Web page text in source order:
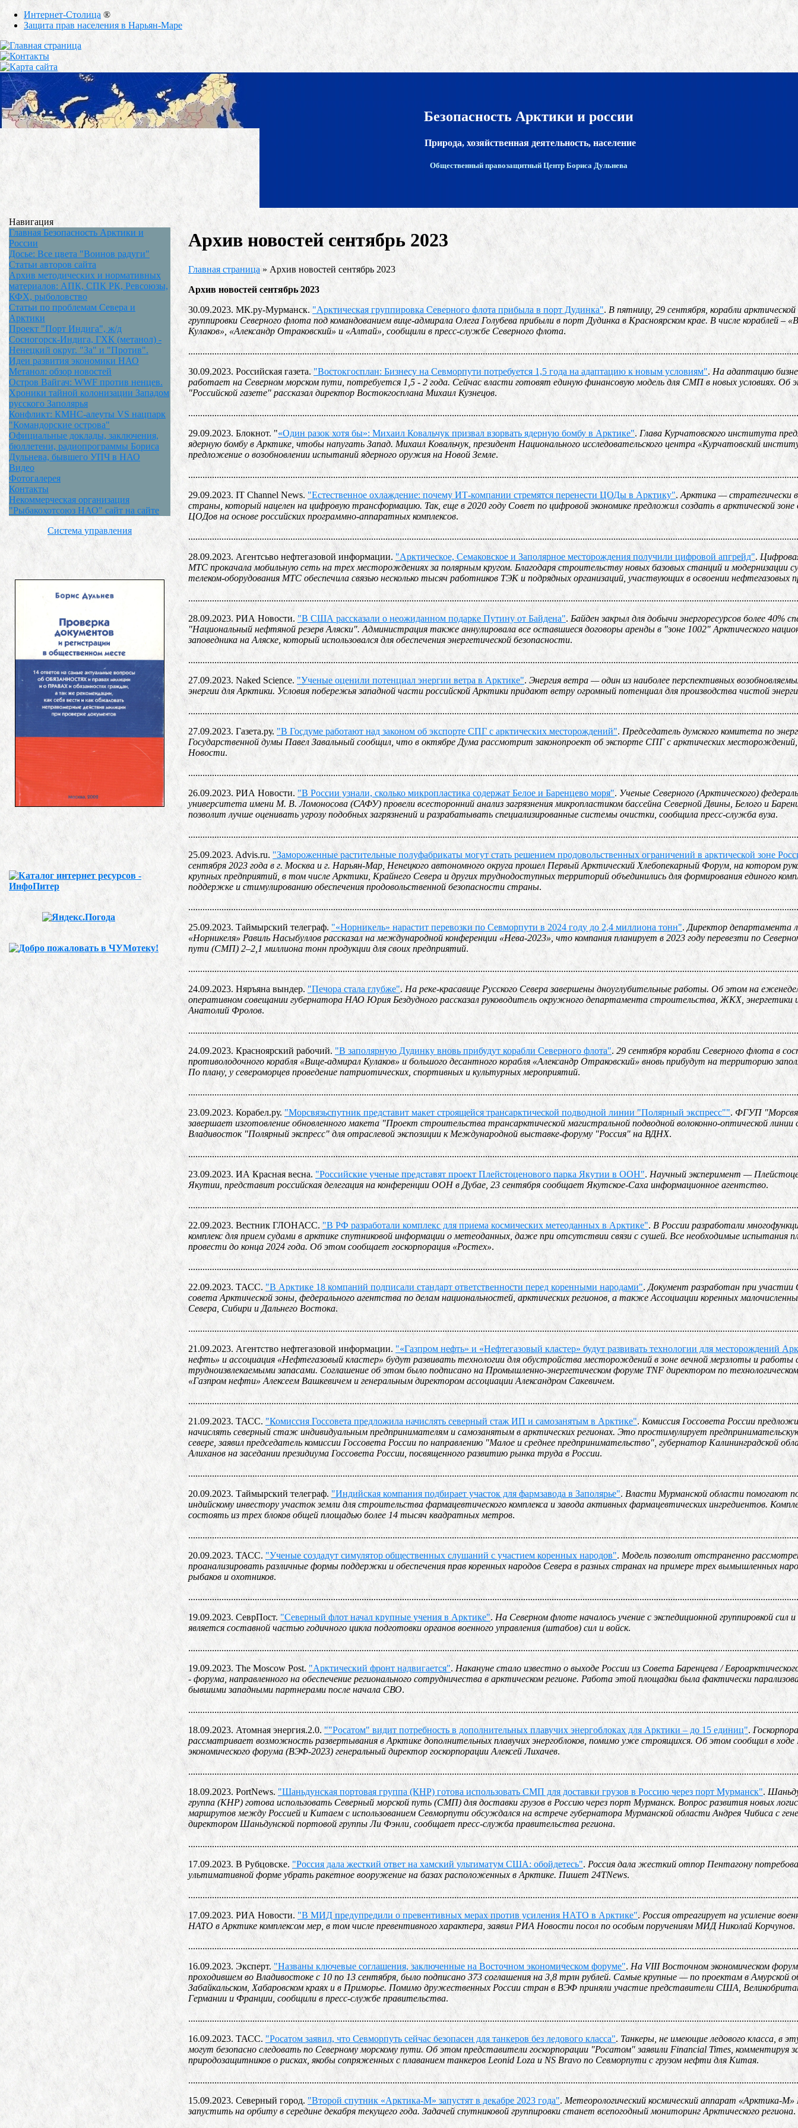
Интернет-Столица ®
Защита прав населения в Нарьян-Маре
Безопасность Арктики и россии
Природа, хозяйственная деятельность, население
Общественный правозащитный Центр Бориса Дульнева
Навигация
Главная Безопасность Арктики и
России
Досье: Все цвета "Воинов радуги"
Статьи авторов сайта
Архив методических и нормативных
материалов: АПК, СПК РК, Ревсоюзы,
КФХ, рыболовство
Статьи по проблемам Севера и
Арктики
Проект "Порт Индига", ж/д
Сосногорск-Индига, ГХК (метанол) -
Ненецкий округ. "За" и "Против".
Идеи развития экономики НАО
Метанол: обзор новостей
Остров Вайгач: WWF против ненцев.
Хроники тайной колонизации Западом
русского Заполярья
Конфликт: КМНС-алеуты VS нацпарк
"Командорские острова"
Официальные доклады, заключения,
бюллетени, радиопрограммы Бориса
Дульнева, бывшего УПЧ в НАО
Видео
Фотогалерея
Контакты
Некоммерческая организация
"Рыбакохотсоюз НАО" сайт на сайте
Система управления
Архив новостей сентябрь 2023
Главная страница » Архив новостей сентябрь 2023
Архив новостей сентябрь 2023
30.09.2023. МК.ру-Мурманск. "Арктическая группировка Северного флота прибыла в порт Дудинка". В пятницу, 29 сентября, корабли арктической
группировки Северного флота под командованием вице-адмирала Олега Голубева прибыли в порт Дудинка в Красноярском крае. В числе кораблей –
Кулаков», «Александр Отраковский» и «Алтай», сообщили в пресс-службе Северного флота.
30.09.2023. Российская газета. "Востокгосплан: Бизнесу на Севморпути потребуется 1,5 года на адаптацию к новым условиям". На адаптацию
работает на Северном морском пути, потребуется 1,5 - 2 года. Сейчас власти готовят единую финансовую модель для СМП в новых условиях. Об
"Российской газете" рассказал директор Востокгосплана Михаил Кузнецов.
29.09.2023. Блокнот. "«Один разок хотя бы»: Михаил Ковальчук призвал взорвать ядерную бомбу в Арктике". Глава Курчатовского института
ядерную бомбу в Арктике, чтобы напугать Запад. Михаил Ковальчук, президент Национального исследовательского центра «Курчатовский
предложение о возобновлении испытаний ядерного оружия на Новой Земле.
29.09.2023. IT Channel News. "Естественное охлаждение: почему ИТ-компании стремятся перенести ЦОДы в Арктику". Арктика — стратегически
страны, который нацелен на цифровую трансформацию. Так, еще в 2020 году Совет по цифровой экономике предложил создать в арктической зоне
ЦОДов на основе российских программно-аппаратных комплексов.
28.09.2023. Агентсьво нефтегазовой информации. "Арктическое, Семаковское и Заполярное месторождения получили цифровой апгрейд".
МТС прокачала мобильную сеть на трех месторождениях за полярным кругом. Благодаря строительству новых базовых станций и модернизации
телеком-оборудования МТС обеспечила связью несколько тысяч работников ТЭК и подрядных организаций, участвующих в освоении нефтегазовых
28.09.2023. РИА Новости. "В США рассказали о неожиданном подарке Путину от Байдена". Байден закрыл для добычи энергоресурсов более 40%
"Национальный нефтяной резерв Аляски". Администрация также аннулировала все оставшиеся договоры аренды в "зоне 1002" Арктического
заповедника на Аляске, который использовался для обеспечения энергетической безопасности.
27.09.2023. Naked Science. "Ученые оценили потенциал энергии ветра в Арктике". Энергия ветра — один из наиболее перспективных
энергии для Арктики. Условия побережья западной части российской Арктики придают ветру огромный потенциал для производства чистой
27.09.2023. Газета.ру. "В Госдуме работают над законом об экспорте СПГ с арктических месторождений". Председатель думского комитета по
Государственной думы Павел Завальный сообщил, что в октябре Дума рассмотрит законопроект об экспорте СПГ с арктических
Новости.
26.09.2023. РИА Новости. "В России узнали, сколько микропластика содержат Белое и Баренцево моря". Ученые Северного (Арктического)
университета имени М. В. Ломоносова (САФУ) провели всесторонний анализ загрязнения микропластиком бассейна Северной Двины, Белого и
позволит лучше оценивать угрозу подобных загрязнений и разрабатывать специализированные системы очистки, сообщила пресс-служба вуза.
25.09.2023. Advis.ru. "Замороженные растительные полуфабрикаты могут стать решением продовольственных ограничений в арктической зоне
сентября 2023 года в г. Москва и г. Нарьян-Мар, Ненецкого автономного округа прошел Первый Арктический Хлебопекарный Форум, на котором
крупных предприятий, в том числе Арктики, Крайнего Севера и других труднодоступных территорий объединились для формирования единого
поддержке и стимулированию обеспечения продовольственной безопасности страны.
25.09.2023. Таймырский телеграф. "«Норникель» нарастит перевозки по Севморпути в 2024 году до 2,4 миллиона тонн". Директор департамента
«Норникеля» Равиль Насыбуллов рассказал на международной конференции «Нева-2023», что компания планирует в 2023 году перевезти по
пути (СМП) 2–2,1 миллиона тонн продукции для своих предприятий.
24.09.2023. Няръяна вындер. "Печора стала глубже". На реке-красавице Русского Севера завершены дноуглубительные работы. Об этом на
оперативном совещании губернатора НАО Юрия Бездудного рассказал руководитель окружного департамента строительства, ЖКХ, энергетики
Анатолий Фролов.
24.09.2023. Красноярский рабочий. "В заполярную Дудинку вновь прибудут корабли Северного флота". 29 сентября корабли Северного флота в
противолодочного корабля «Вице-адмирал Кулаков» и большого десантного корабля «Александр Отраковский» вновь прибудут на территорию
По плану, у североморцев проведение патриотических, спортивных и культурных мероприятий.
23.09.2023. Корабел.ру. "Морсвязьспутник представит макет строящейся трансарктической подводной линии "Полярный экспресс"". ФГУП
завершает изготовление обновленного макета "Проект строительства трансарктической магистральной подводной волоконно-оптической линии
Владивосток "Полярный экспресс" для отраслевой экспозиции к Международной выставке-форуму "Россия" на ВДНХ.
23.09.2023. ИА Красная весна. "Российские ученые представят проект Плейстоценового парка Якутии в ООН". Научный эксперимент —
Якутии, представит российская делегация на конференции ООН в Дубае, 23 сентября сообщает Якутское-Саха информационное агентство.
22.09.2023. Вестник ГЛОНАСС. "В РФ разработали комплекс для приема космических метеоданных в Арктике". В России разработали
комплекс для прием судами в арктике спутниковой информации о метеоданных, даже при отсутствии связи с сушей. Все необходимые испытания
провести до конца 2024 года. Об этом сообщает госкорпорация «Ростех».
22.09.2023. ТАСС. "В Арктике 18 компаний подписали стандарт ответственности перед коренными народами". Документ разработан при участии
совета Арктической зоны, федерального агентства по делам национальностей, арктических регионов, а также Ассоциации коренных
Севера, Сибири и Дальнего Востока.
21.09.2023. Агентство нефтегазовой информации. "«Газпром нефть» и «Нефтегазовый кластер» будут развивать технологии для месторождений
нефть» и ассоциация «Нефтегазовый кластер» будут развивать технологии для обустройства месторождений в зоне вечной мерзлоты и работы
трудноизвлекаемыми запасами. Соглашение об этом было подписано на Промышленно-энергетическом форуме TNF директором по
«Газпром нефти» Алексеем Вашкевичем и генеральным директором ассоциации Александром Сакевичем.
21.09.2023. ТАСС. "Комиссия Госсовета предложила начислять северный стаж ИП и самозанятым в Арктике". Комиссия Госсовета России
начислять северный стаж индивидуальным предпринимателям и самозанятым в арктических регионах. Это простимулирует
севере, заявил председатель комиссии Госсовета России по направлению "Малое и среднее предпринимательство", губернатор Калининградской
Алиханов на заседании президиума Госсовета России, посвященного развитию рынка труда в России.
20.09.2023. Таймырский телеграф. "Индийская компания подбирает участок для фармзавода в Заполярье". Власти Мурманской области помогают
индийскому инвестору участок земли для строительства фармацевтического комплекса и завода активных фармацевтических ингредиентов.
состоять из трех блоков общей площадью более 14 тысяч квадратных метров.
20.09.2023. ТАСС. "Ученые создадут симулятор общественных слушаний с участием коренных народов". Модель позволит отстраненно
проанализировать различные формы поддержки и обеспечения прав коренных народов Севера в разных странах на примере трех вымышленных
рыбаков и охотников.
19.09.2023. СеврПост. "Северный флот начал крупные учения в Арктике". На Северном флоте началось учение с экспедиционной группировкой сил
является составной частью годичного цикла подготовки органов военного управления (штабов) сил и войск.
19.09.2023. The Moscow Post. "Арктический фронт надвигается". Накануне стало известно о выходе России из Совета Баренцева /
- форума, направленного на обеспечение регионального сотрудничества в арктическом регионе. Работа этой площадки была фактически
бывшими западными партнерами после начала СВО.
18.09.2023. Атомная энергия.2.0. ""Росатом" видит потребность в дополнительных плавучих энергоблоках для Арктики – до 15 единиц".
рассматривает возможность развертывания в Арктике дополнительных плавучих энергоблоков, помимо уже строящихся. Об этом сообщил в ходе
экономического форума (ВЭФ-2023) генеральный директор госкорпорации Алексей Лихачев.
18.09.2023. PortNews. "Шаньдунская портовая группа (КНР) готова использовать СМП для доставки грузов в Россию через порт Мурманск".
группа (КНР) готова использовать Северный морской путь (СМП) для доставки грузов в Россию через порт Мурманск. Вопрос развития новых
маршрутов между Россией и Китаем с использованием Севморпути обсуждался на встрече губернатора Мурманской области Андрея Чибиса с
директором Шаньдунской портовой группы Ли Фэнли, сообщает пресс-служба правительства региона.
17.09.2023. В Рубцовске. "Россия дала жесткий ответ на хамский ультиматум США: обойдетесь". Россия дала жесткий отпор Пентагону
ультимативной форме убрать ракетное вооружение на базах расположенных в Арктике. Пишет 24TNews.
17.09.2023. РИА Новости. "В МИД предупредили о превентивных мерах против усиления НАТО в Арктике".Россия отреагирует на усиление
НАТО в Арктике комплексом мер, в том числе превентивного характера, заявил РИА Новости посол по особым поручениям МИД Николай Корчунов.
16.09.2023. Эксперт. "Названы ключевые соглашения, заключенные на Восточном экономическом форуме". На VIII Восточном экономическом
проходившем во Владивостоке с 10 по 13 сентября, было подписано 373 соглашения на 3,8 трлн рублей. Самые крупные — по проектам в Амурской
Забайкальском, Хабаровском краях и в Приморье. Помимо дружественных России стран в ВЭФ приняли участие представители США,
Германии и Франции, сообщили в пресс-службе правительства.
16.09.2023. ТАСС. "Росатом заявил, что Севморпуть сейчас безопасен для танкеров без ледового класса". Танкеры, не имеющие ледового класса, в
могут безопасно следовать по Северному морскому пути. Об этом представители госкорпорации "Росатом" заявили Financial Times, комментируя
природозащитников о рисках, якобы сопряженных с плаванием танкеров Leonid Loza и NS Bravo по Севморпути с грузом нефти для Китая.
15.09.2023. Северный город. "Второй спутник «Арктика-М» запустят в декабре 2023 года". Метеорологический космический аппарат «Арктика-
запустить на орбиту в середине декабря текущего года. Задачей спутниковой группировки станет всепогодный мониторинг Арктического региона.